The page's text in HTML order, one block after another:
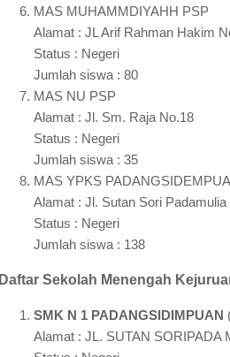
MAS MUHAMMDIYAHH PSP
Alamat : JL Arif Rahman Hakim
Status : Negeri
Jumlah siswa : 80
MAS NU PSP
Alamat : Jl. Sm. Raja No.18
Status : Negeri
Jumlah siswa : 35
MAS YPKS
Alamat : Jl. Sutan Sori Padamulia
Status : Negeri
Jumlah siswa : 138
Daftar Sekolah Menengah
SMK N 1 PADANGSIDIMPUAN
Alamat : JL. SUTAN SORIPADA